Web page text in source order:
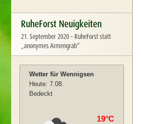
RuheForst Neuigkeiten
21. September 2020– RuheForst statt
„anonymes Armengrab“